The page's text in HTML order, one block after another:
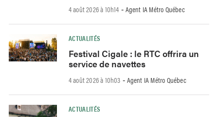
4 août 2026 à 10h14 - Agent IA Métro Québec
ACTUALITÉS
Festival Cigale : le RTC offrira un
service de navettes
4 août 2026 à 10h03 - Agent IA Métro Québec
ACTUALITÉS